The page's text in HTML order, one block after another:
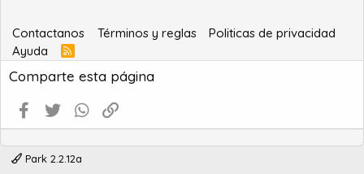
Contactanos Términos y reglas
Politicas de privacidad
Ayuda
R
S
S
Comparte esta página
Facebook
Twitter WhatsApp
Park 2.2.12a